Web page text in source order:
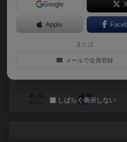
「だるまさんがころんだ」をアレンジ
早い者勝ちで「だ」、「る」、「ま」、
「ころ(コロ)〇〇！」の順に 共通の場に
ヨコヤマ シオリ（Shiori Yokoyama）
24
興味あり
86
経験あり
Google X
Apple
または
メールで会員登録
しばらく表示しない